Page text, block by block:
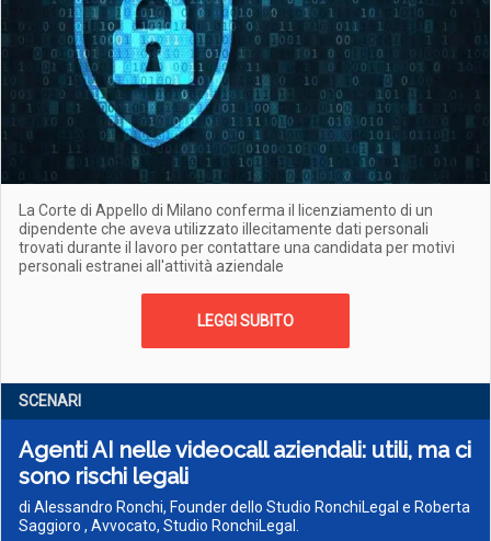
La Corte di Appello di Milano conferma il licenziamento di un
dipendente che aveva utilizzato illecitamente dati personali
trovati durante il lavoro per contattare una candidata per motivi
personali estranei all'attività aziendale
LEGGI SUBITO
SCENARI
Agenti AI nelle videocall aziendali: utili, ma ci
sono rischi legali
di Alessandro Ronchi, Founder dello Studio RonchiLegal e Roberta
Saggioro , Avvocato, Studio RonchiLegal.